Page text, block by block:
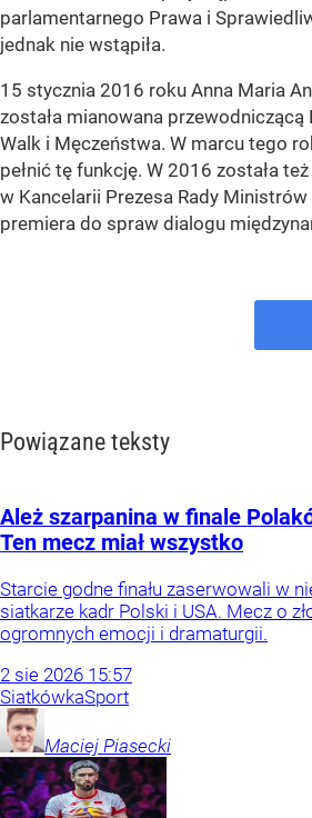
parlamentarnego Prawa i
jednak nie wstąpiła.
15 stycznia 2016 roku Anna Maria
została mianowana przewodniczącą
Walk i Męczeństwa. W marcu tego
pełnić tę funkcję. W 2016 została
w Kancelarii Prezesa Rady
premiera do spraw dialogu
Powiązane teksty
Ależ szarpanina w finale
Ten mecz miał wszystko
Starcie godne finału zaserwowali w
siatkarze kadr Polski i USA. Mecz o
ogromnych emocji i dramaturgii.
2 sie 2026 15:57
SiatkówkaSport
Maciej Piasecki